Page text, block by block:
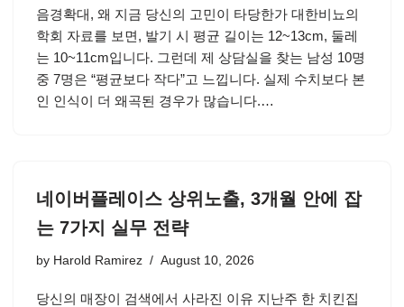
음경확대, 왜 지금 당신의 고민이 타당한가 대한비뇨의
학회 자료를 보면, 발기 시 평균 길이는 12~13cm, 둘레
는 10~11cm입니다. 그런데 제 상담실을 찾는 남성 10명
중 7명은 “평균보다 작다”고 느낍니다. 실제 수치보다 본
인 인식이 더 왜곡된 경우가 많습니다.…
네이버플레이스 상위노출, 3개월 안에 잡
는 7가지 실무 전략
by Harold Ramirez August 10, 2026
당신의 매장이 검색에서 사라진 이유 지난주 한 치킨집